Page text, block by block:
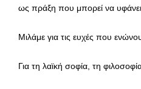
ως πράξη που μπορεί να υφάνει
Μιλάμε για τις ευχές που
Για τη λαϊκή σοφία, τη